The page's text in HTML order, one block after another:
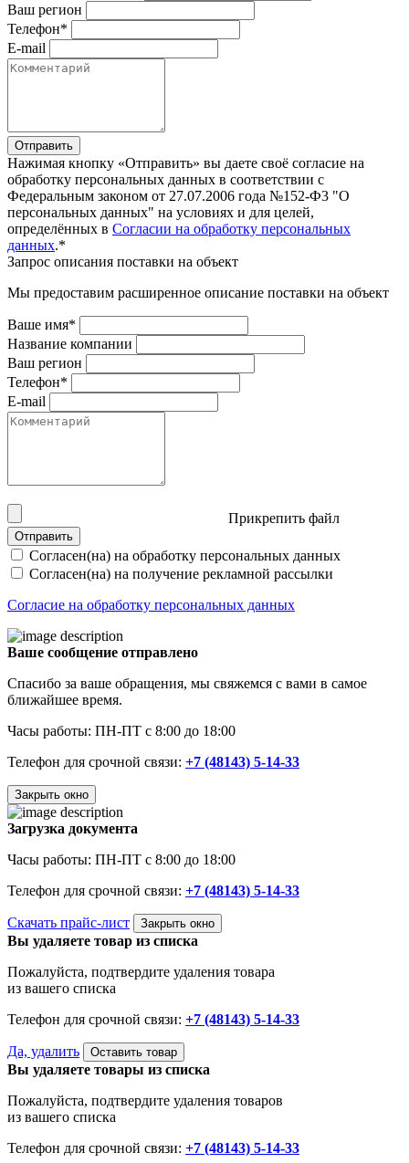
Ваш регион
Телефон*
E-mail
Отправить
Нажимая кнопку «Отправить» вы даете своё согласие на
обработку персональных данных в соответствии с
Федеральным законом от 27.07.2006 года №152-Ф3 "О
персональных данных" на условиях и для целей,
определённых в Согласии на обработку персональных
данных.*
Запрос описания поставки на объект
Мы предоставим расширенное описание поставки на объект
Ваше имя*
Название компании
Ваш регион
Телефон*
E-mail
Прикрепить файл
Отправить
Согласен(на) на обработку персональных данных
Согласен(на) на получение рекламной рассылки
Согласие на обработку персональных данных
Ваше сообщение отправлено
Спасибо за ваше обращения, мы свяжемся с вами в самое
ближайшее время.
Часы работы: ПН-ПТ с 8:00 до 18:00
Телефон для срочной связи: +7 (48143) 5-14-33
Закрыть окно
Загрузка документа
Часы работы: ПН-ПТ с 8:00 до 18:00
Телефон для срочной связи: +7 (48143) 5-14-33
Скачать прайс-лист Закрыть окно
Вы удаляете товар из списка
Пожалуйста, подтвердите удаления товара
из вашего списка
Телефон для срочной связи: +7 (48143) 5-14-33
Да, удалить Оставить товар
Вы удаляете товары из списка
Пожалуйста, подтвердите удаления товаров
из вашего списка
Телефон для срочной связи: +7 (48143) 5-14-33